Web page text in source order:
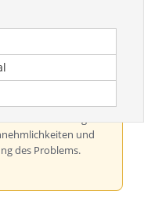
und
kann es bei der
aus technischen
und
des Problems.